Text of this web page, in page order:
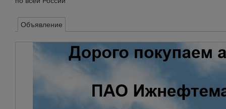
Объявление